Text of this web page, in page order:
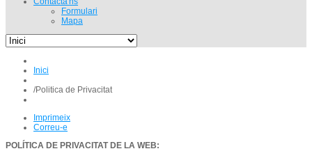
Formulari
Mapa
Inici
/Politica de Privacitat
Imprimeix
Correu-e
POLÍTICA DE PRIVACITAT DE LA WEB: